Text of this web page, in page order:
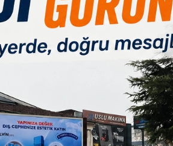
yapan AK Parti İlçe Başkanı
yaşıyoruz. Muharrem ayına
günüdür. Muharrem ayı Kur´an-ı
etmiştir. Biliyoruz ki aşure günü İslam
nakledilen rivayetler aşure gününün
örf ve adetlerimize, gelenek
adet ve gelenekler bir toplumun özünü
olan, kişiliği sağlam nesiller
Halkımıza böyle değerli bir
istedik. Bolluk ve bereketin simgesi
barış içerisinde geçmesini, hayırlara